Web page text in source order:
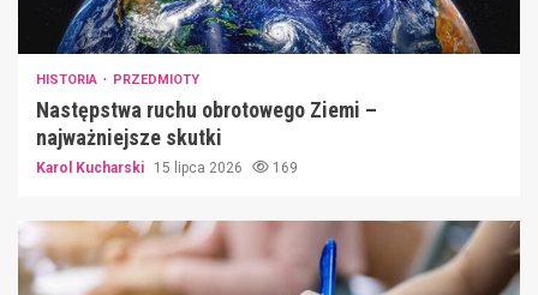
HISTORIA PRZEDMIOTY
Następstwa ruchu obrotowego Ziemi –
najważniejsze skutki
Karol Kucharski 15 lipca 2026 169